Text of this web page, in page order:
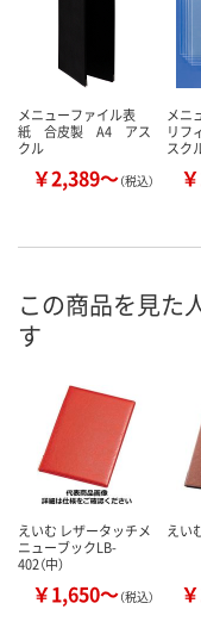
メニューファイル表
紙 合皮製 A4 アス
クル
￥2,389～（税込）
メニ
リ
スク
この商品を見た
す
えいむ レザータッチメ
ニューブックLB-
402（中）
￥1,650～（税込）
えい